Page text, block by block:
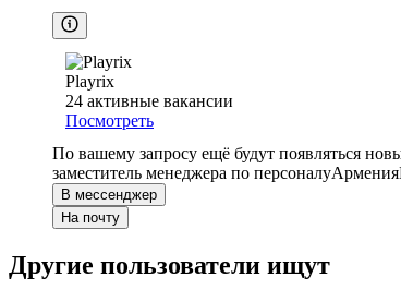
Playrix
24 активные вакансии
Посмотреть
По вашему запросу ещё будут появляться
заместитель менеджера по персоналуАрмения
В мессенджер
На почту
Другие пользователи ищут